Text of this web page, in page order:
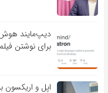
برای نوشتن
اپل و